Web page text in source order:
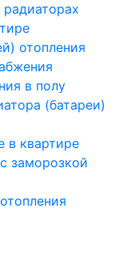
отопления
в полу
(батареи)
в квартире
заморозкой